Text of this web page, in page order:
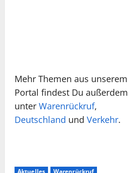
Mehr Themen aus unserem
Portal findest Du außerdem
unter Warenrückruf,
Deutschland und Verkehr.
Aktuelles Warenrückruf